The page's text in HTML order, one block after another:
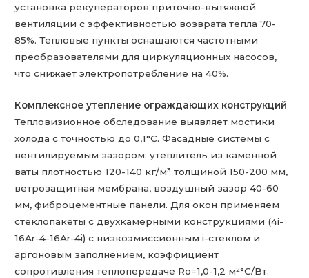
установка рекуператоров приточно-вытяжной
вентиляции с эффективностью возврата тепла 70-
85%. Тепловые пункты оснащаются частотными
преобразователями для циркуляционных насосов,
что снижает электропотребление на 40%.
Комплексное утепление ограждающих конструкций
Тепловизионное обследование выявляет мостики
холода с точностью до 0,1°C. Фасадные системы с
вентилируемым зазором: утеплитель из каменной
ваты плотностью 120-140 кг/м³ толщиной 150-200 мм,
ветрозащитная мембрана, воздушный зазор 40-60
мм, фиброцементные панели. Для окон применяем
стеклопакеты с двухкамерными конструкциями (4i-
16Ar-4-16Ar-4i) с низкоэмиссионным i-стеклом и
аргоновым заполнением, коэффициент
сопротивления теплопередаче Rо=1,0-1,2 м²°C/Вт.